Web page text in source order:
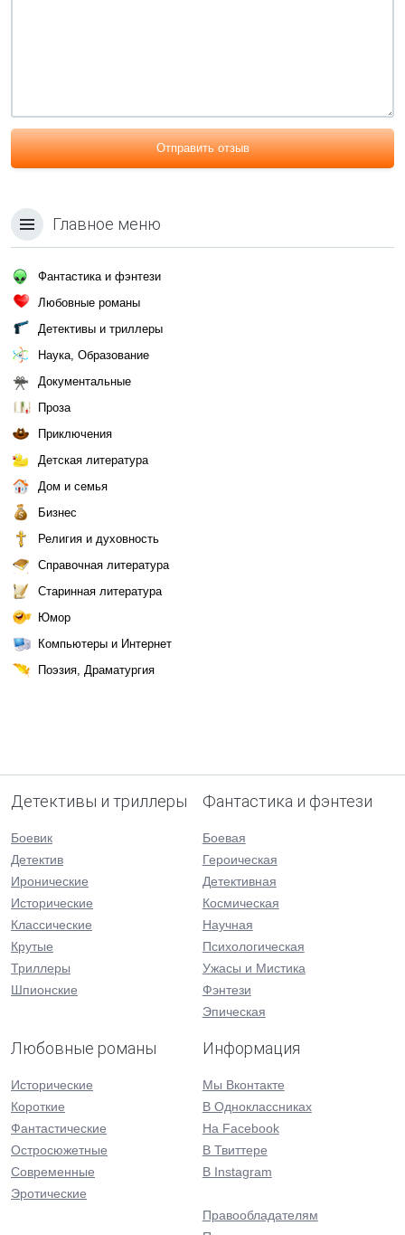
Отправить отзыв
Главное меню
Фантастика и фэнтези
Любовные романы
Детективы и триллеры
Наука, Образование
Документальные
Проза
Приключения
Детская литература
Дом и семья
Бизнес
Религия и духовность
Справочная литература
Старинная литература
Юмор
Компьютеры и Интернет
Поэзия, Драматургия
Детективы и триллеры
Боевик
Детектив
Иронические
Исторические
Классические
Крутые
Триллеры
Шпионские
Фантастика и фэнтези
Боевая
Героическая
Детективная
Космическая
Научная
Психологическая
Ужасы и Мистика
Фэнтези
Эпическая
Любовные романы
Исторические
Короткие
Фантастические
Остросюжетные
Современные
Эротические
Информация
Мы Вконтакте
В Одноклассниках
На Facebook
В Твиттере
В Instagram
Правообладателям